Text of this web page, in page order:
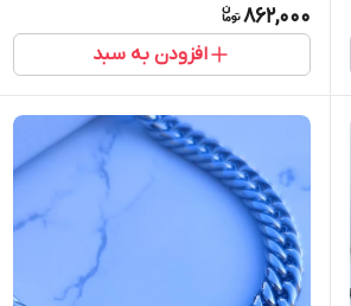
862,000
افزودن به سبد